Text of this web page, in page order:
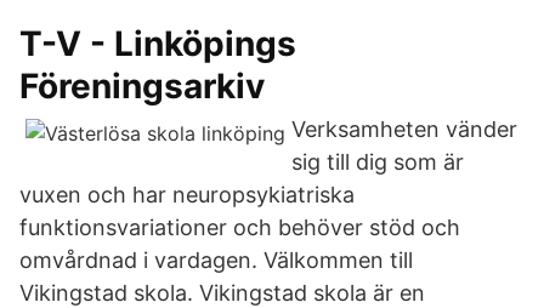
T-V - Linköpings
Föreningsarkiv
Verksamheten vänder
sig till dig som är
vuxen och har neuropsykiatriska
funktionsvariationer och behöver stöd och
omvårdnad i vardagen. Välkommen till
Vikingstad skola. Vikingstad skola är en